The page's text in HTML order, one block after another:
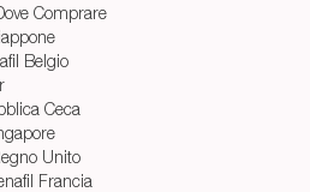
Comprare
Belgio
Ceca
Unito
Francia